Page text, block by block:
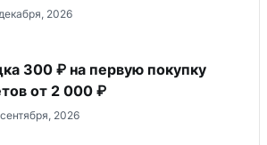
2026
300 ₽ на первую покупку
от 2 000 ₽
2026